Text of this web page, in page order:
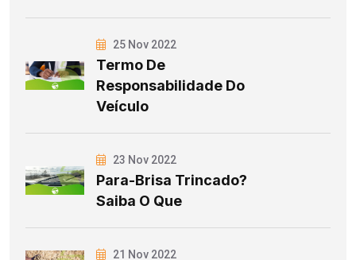
25 Nov 2022
Termo De
Responsabilidade Do
Veículo
23 Nov 2022
Para-Brisa Trincado?
Saiba O Que
21 Nov 2022